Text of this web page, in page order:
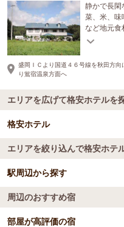
静かで長閑
菜、米、味
など地元
年間より
盛岡ＩＣより国道４６号線を秋田方
り鴬宿温泉方面へ
エリアを広げて格安ホテルを
格安ホテル
全国の格安ホテル
雫石
エリアを絞り込んで格安ホテ
駅周辺から探す
小岩井駅
周辺のおすすめ宿
部屋が高評価の宿